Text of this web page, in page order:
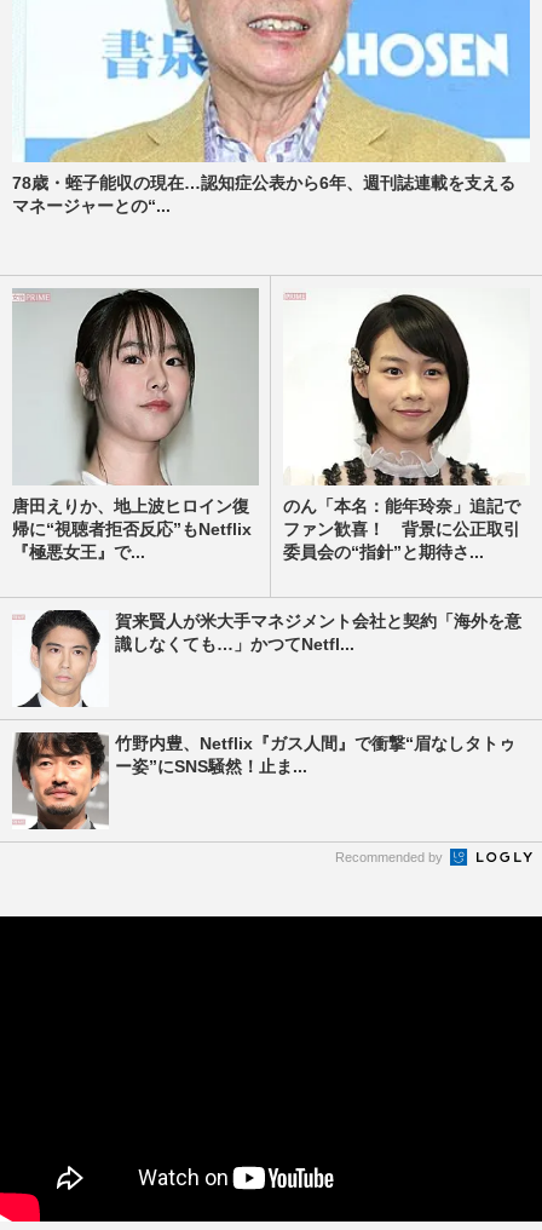
78歳・蛭子能収の現在…認知症公表から6年、週刊誌連載を支える
マネージャーとの“...
唐田えりか、地上波ヒロイン復
帰に“視聴者拒否反応”もNetflix
『極悪女王』で...
のん「本名：能年玲奈」追記で
ファン歓喜！ 背景に公正取引
委員会の“指針”と期待さ...
賀来賢人が米大手マネジメント会社と契約「海外を意
識しなくても…」かつてNetfl...
竹野内豊、Netflix『ガス人間』で衝撃“眉なしタトゥ
ー姿”にSNS騒然！止ま...
Recommended by